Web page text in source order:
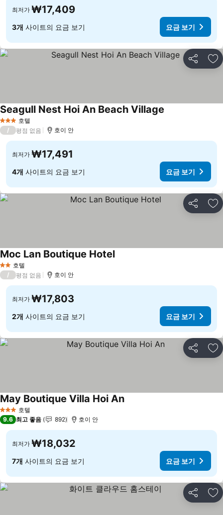
최저가 ₩17,409
3개 사이트의 요금 보기 요금 보기
공유 즐
3 성급 호텔
Seagull Nest Hoi An Beach Village
/ 평점 없음 호이 안
최저가 ₩17,491
4개 사이트의 요금 보기 요금 보기
공유 즐
2 성급호텔
Moc Lan Boutique Hotel요금 보기
/ 평점 없음 호이 안
최저가 ₩17,803
2개 사이트의 요금 보기 요금 보기
공유 즐
3 성급 호텔
May Boutique Villa Hoi An요금 보기
9.6 최고 좋음 892 호이 안
최저가 ₩18,032
7개 사이트의 요금 보기 요금 보기
공유 즐